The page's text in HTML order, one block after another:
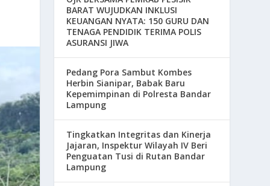
BARAT WUJUDKAN INKLUSI
KEUANGAN NYATA: 150 GURU DAN
TENAGA PENDIDIK TERIMA POLIS
ASURANSI JIWA
Pedang Pora Sambut Kombes
Herbin Sianipar, Babak Baru
Kepemimpinan di Polresta Bandar
Lampung
Tingkatkan Integritas dan Kinerja
Jajaran, Inspektur Wilayah IV Beri
Penguatan Tusi di Rutan Bandar
Lampung